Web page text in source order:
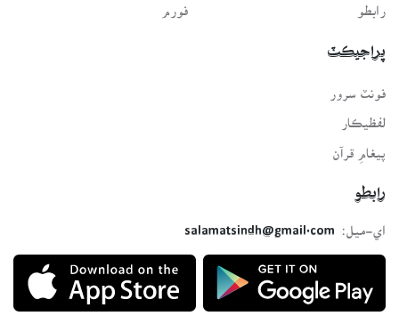
رابطو فورم
پراجيڪٽ
لفظيڪار
پيغامِ قرآن
رابطو
اي-ميل:
salamatsindh@gmail.com